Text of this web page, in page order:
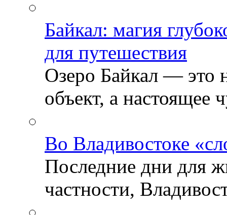
Байкал: магия
для путешествия
Озеро Байкал — это
объект, а настоящее
Во Владивостоке
Последние дни для
частности,